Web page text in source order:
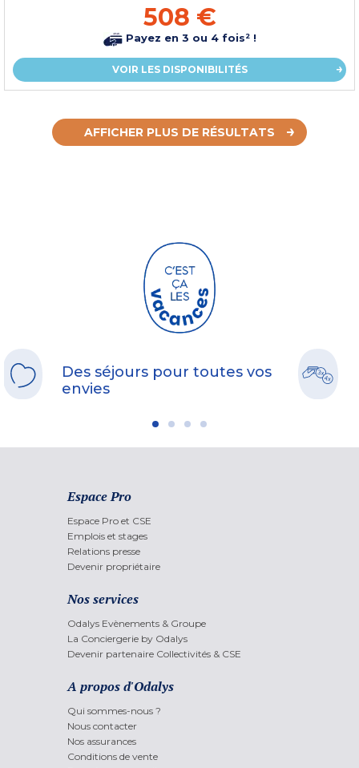
508 €
Payez en 3 ou 4 fois² !
VOIR LES DISPONIBILITÉS
AFFICHER PLUS DE RÉSULTATS
Des séjours pour toutes vos
envies
Espace Pro
Espace Pro et CSE
Emplois et stages
Relations presse
Devenir propriétaire
Nos services
Odalys Evènements & Groupe
La Conciergerie by Odalys
Devenir partenaire Collectivités & CSE
A propos d'Odalys
Qui sommes-nous ?
Nous contacter
Nos assurances
Conditions de vente